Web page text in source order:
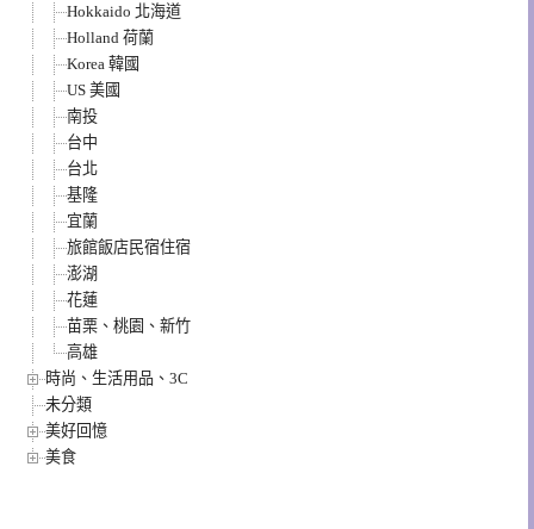
Hokkaido 北海道
Holland 荷蘭
Korea 韓國
US 美國
南投
台中
台北
基隆
宜蘭
旅館飯店民宿住宿
澎湖
花蓮
苗栗、桃園、新竹
高雄
時尚、生活用品、3C
未分類
美好回憶
美食